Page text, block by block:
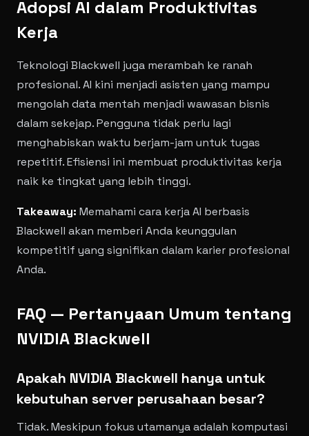
Adopsi AI dalam Produktivitas
Kerja
Teknologi Blackwell juga merambah ke ranah
profesional. AI kini menjadi asisten yang mampu
mengolah data mentah menjadi wawasan bisnis
dalam sekejap. Pengguna tidak perlu lagi
menghabiskan waktu berjam-jam untuk tugas
repetitif. Efisiensi ini membuat produktivitas kerja
naik ke tingkat yang lebih tinggi.
Takeaway: Memahami cara kerja AI berbasis
Blackwell akan memberi Anda keunggulan
kompetitif yang signifikan dalam karier profesional
Anda.
FAQ — Pertanyaan Umum tentang
NVIDIA Blackwell
Apakah NVIDIA Blackwell hanya untuk
kebutuhan server perusahaan besar?
Tidak. Meskipun fokus utamanya adalah komputasi